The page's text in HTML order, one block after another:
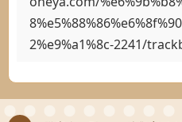
2%e9%a1%8c-2241/